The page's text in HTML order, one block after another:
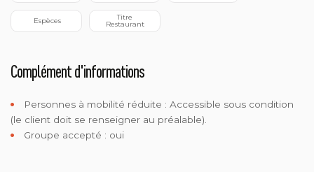
Espèces Titre
Restaurant
Complément d'informations
Personnes à mobilité réduite : Accessible sous condition
(le client doit se renseigner au préalable).
Groupe accepté : oui